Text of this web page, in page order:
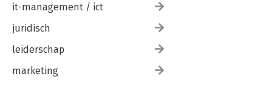
it-management / ict
juridisch
leiderschap
marketing